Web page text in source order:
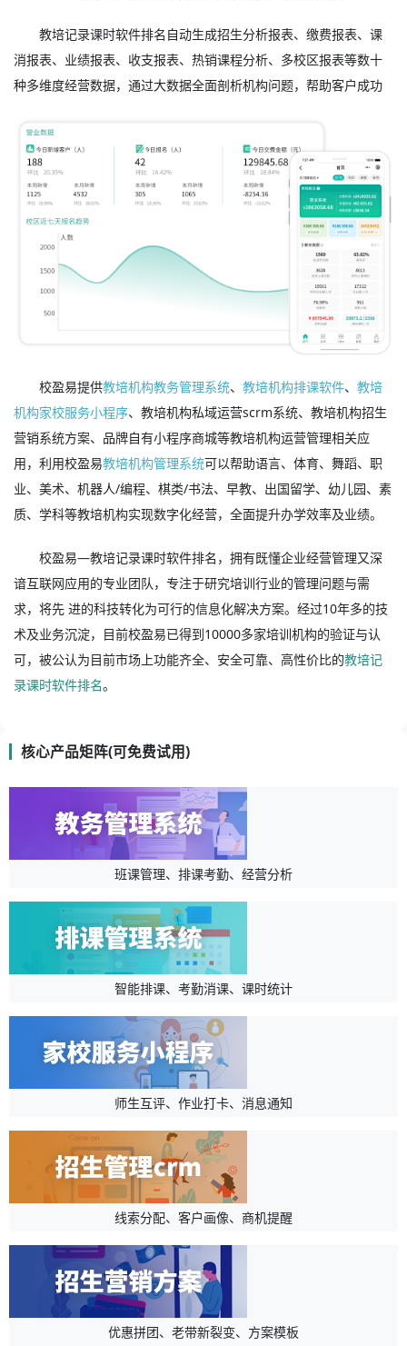
教培记录课时软件排名自动生成招生分析报表、缴费报表、课
消报表、业绩报表、收支报表、热销课程分析、多校区报表等数十
种多维度经营数据，通过大数据全面剖析机构问题，帮助客户成功
校盈易提供教培机构教务管理系统、教培机构排课软件、教培
机构家校服务小程序、教培机构私域运营scrm系统、教培机构招生
营销系统方案、品牌自有小程序商城等教培机构运营管理相关应
用，利用校盈易教培机构管理系统可以帮助语言、体育、舞蹈、职
业、美术、机器人/编程、棋类/书法、早教、出国留学、幼儿园、素
质、学科等教培机构实现数字化经营，全面提升办学效率及业绩。
校盈易—教培记录课时软件排名，拥有既懂企业经营管理又深
谙互联网应用的专业团队，专注于研究培训行业的管理问题与需
求，将先 进的科技转化为可行的信息化解决方案。经过10年多的技
术及业务沉淀，目前校盈易已得到10000多家培训机构的验证与认
可，被公认为目前市场上功能齐全、安全可靠、高性价比的教培记
录课时软件排名。
核心产品矩阵(可免费试用)
班课管理、排课考勤、经营分析
智能排课、考勤消课、课时统计
师生互评、作业打卡、消息通知
线索分配、客户画像、商机提醒
优惠拼团、老带新裂变、方案模板